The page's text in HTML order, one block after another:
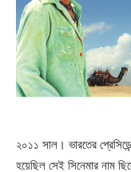
২০১১ সাল। ভারতের
হয়েছিল সেই সিনেমার নাম